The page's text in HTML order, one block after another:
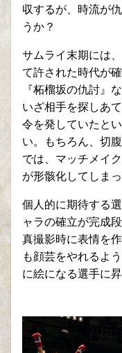
収するが、時流が
うか？
サムライ末期には
て許された時代が
『柘榴坂の仇討』
いざ相手を探しあ
令を発していたと
い。もちろん、切
では、マッチメイ
が形骸化してしまっ
個人的に期待する
ャラの確立が完成
真撮影時に表情を
も顔芸をやれるよ
に絵になる選手に昇